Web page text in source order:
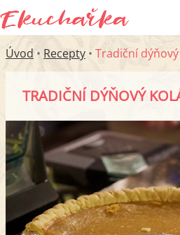
Úvod • Recepty • Tradiční dýňový
TRADIČNÍ DÝŇOVÝ